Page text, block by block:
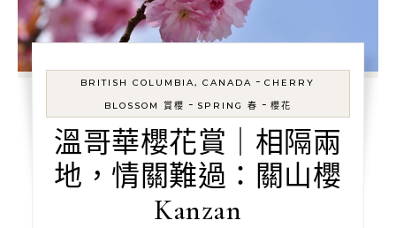
BRITISH COLUMBIA, CANADA -CHERRY
BLOSSOM 賞櫻 - SPRING 春 - 櫻花
溫哥華櫻花賞｜相隔兩
地，情關難過：關山櫻
Kanzan